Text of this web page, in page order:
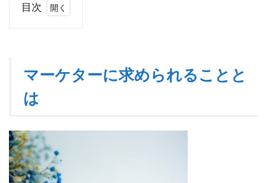
目次
タ
に
求
ら
れ
る
こ
マーケターに求められることと
は